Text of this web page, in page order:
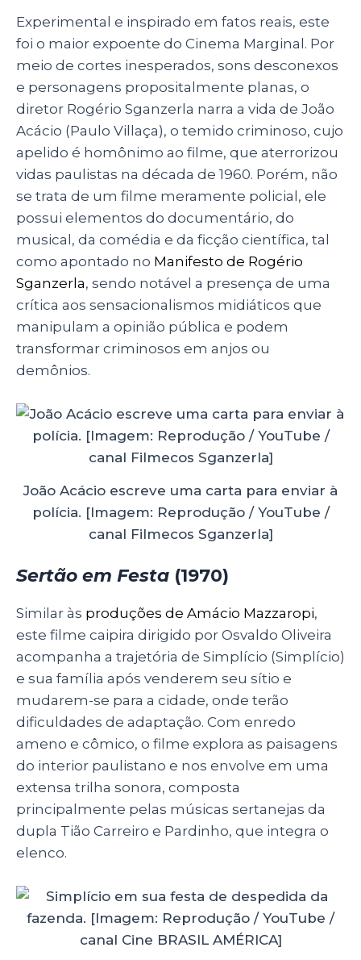
Experimental e inspirado em fatos reais, este
foi o maior expoente do Cinema Marginal. Por
meio de cortes inesperados, sons desconexos
e personagens propositalmente planas, o
diretor Rogério Sganzerla narra a vida de João
Acácio (Paulo Villaça), o temido criminoso, cujo
apelido é homônimo ao filme, que aterrorizou
vidas paulistas na década de 1960. Porém, não
se trata de um filme meramente policial, ele
possui elementos do documentário, do
musical, da comédia e da ficção científica, tal
como apontado no Manifesto de Rogério
Sganzerla, sendo notável a presença de uma
crítica aos sensacionalismos midiáticos que
manipulam a opinião pública e podem
transformar criminosos em anjos ou
demônios.
João Acácio escreve uma carta para enviar à
polícia. [Imagem: Reprodução / YouTube /
canal Filmecos Sganzerla]
Sertão em Festa (1970)
Similar às produções de Amácio Mazzaropi,
este filme caipira dirigido por Osvaldo Oliveira
acompanha a trajetória de Simplício (Simplício)
e sua família após venderem seu sítio e
mudarem-se para a cidade, onde terão
dificuldades de adaptação. Com enredo
ameno e cômico, o filme explora as paisagens
do interior paulistano e nos envolve em uma
extensa trilha sonora, composta
principalmente pelas músicas sertanejas da
dupla Tião Carreiro e Pardinho, que integra o
elenco.